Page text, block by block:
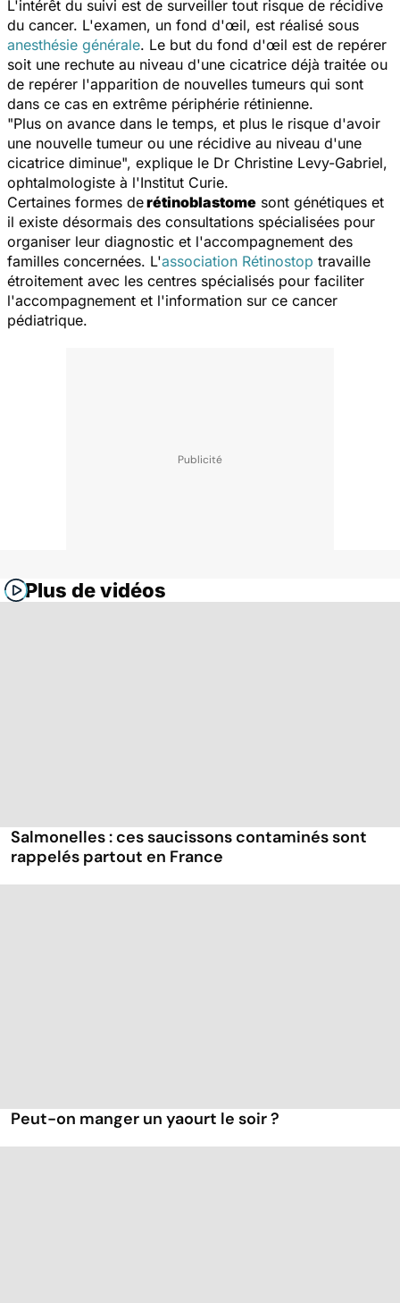
L'intérêt du suivi est de surveiller tout risque de récidive
du cancer. L'examen, un fond d'œil, est réalisé sous
anesthésie générale. Le but du fond d'œil est de repérer
soit une rechute au niveau d'une cicatrice déjà traitée ou
de repérer l'apparition de nouvelles tumeurs qui sont
dans ce cas en extrême périphérie rétinienne.
"Plus on avance dans le temps, et plus le risque d'avoir
une nouvelle tumeur ou une récidive au niveau d'une
cicatrice diminue", explique le Dr Christine Levy-Gabriel,
ophtalmologiste à l'Institut Curie.
Certaines formes derétinoblastome sont génétiques et
il existe désormais des consultations spécialisées pour
organiser leur diagnostic et l'accompagnement des
familles concernées. L'association Rétinostop travaille
étroitement avec les centres spécialisés pour faciliter
l'accompagnement et l'information sur ce cancer
pédiatrique.
Plus de vidéos
Salmonelles : ces saucissons contaminés sont
rappelés partout en France
Peut-on manger un yaourt le soir ?